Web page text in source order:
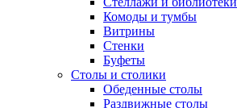
Комоды и тумбы
Витрины
Стенки
Буфеты
Столы и столики
Обеденные столы
Раздвижные столы